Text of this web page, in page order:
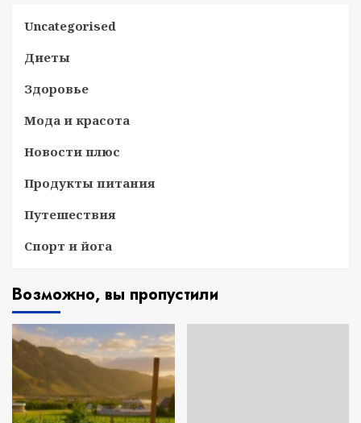
Uncategorised
Диеты
Здоровье
Мода и красота
Новости плюс
Продукты питания
Путешествия
Спорт и йога
Возможно, вы пропустили